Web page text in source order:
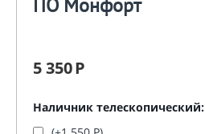
ПО Монфорт
5 350Р
Наличник телескопический: